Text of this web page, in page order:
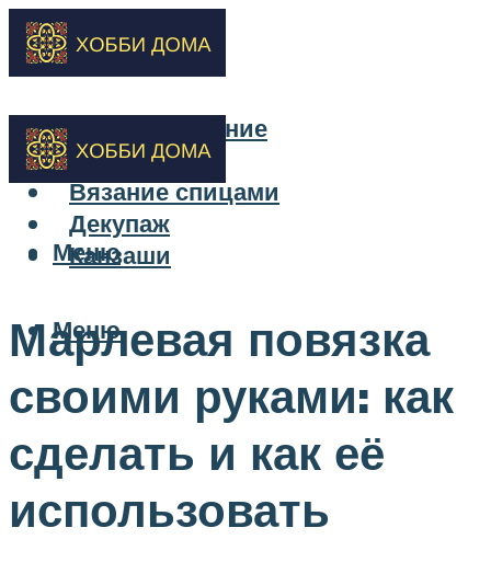
Бисероплетение
Вышивка
Вязание спицами
Декупаж
Канзаши
Меню
Меню
Марлевая повязка
своими руками: как
сделать и как её
использовать